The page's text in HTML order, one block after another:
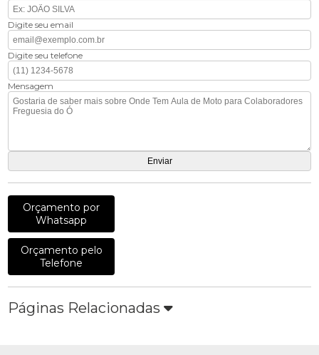
Digite seu email
Digite seu telefone
Mensagem
Orçamento por
Whatsapp
Orçamento pelo
Telefone
Páginas Relacionadas